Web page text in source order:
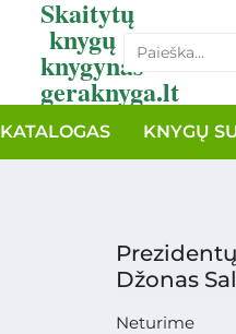
Skaitytų
knygų
knygynas
geraknyga.lt
KATALOGAS KNYGŲ
Džonas
Neturime